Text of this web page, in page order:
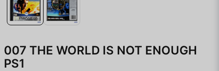
007 THE WORLD IS NOT ENOUGH
PS1